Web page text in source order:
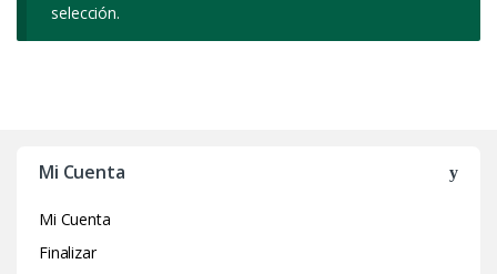
selección.
Mi Cuenta
Mi Cuenta
Finalizar